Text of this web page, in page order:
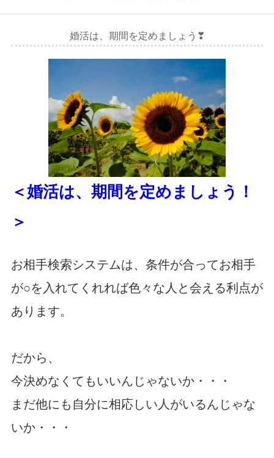
婚活は、期間を定めましょう❣
＜婚活は、期間を定めましょう！
＞
お相手検索システムは、条件が合ってお相手
が○を入れてくれれば色々な人と会える利点が
あります。
だから、
今決めなくてもいいんじゃないか・・・
まだ他にも自分に相応しい人がいるんじゃな
いか・・・